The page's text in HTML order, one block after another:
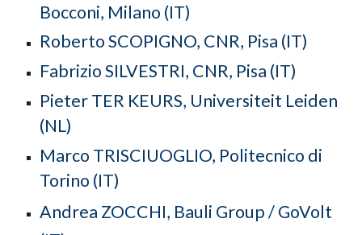
Bocconi, Milano (IT)
Roberto SCOPIGNO, CNR, Pisa (IT)
Fabrizio SILVESTRI, CNR, Pisa (IT)
Pieter TER KEURS, Universiteit Leiden
(NL)
Marco TRISCIUOGLIO, Politecnico di
Torino (IT)
Andrea ZOCCHI, Bauli Group / GoVolt